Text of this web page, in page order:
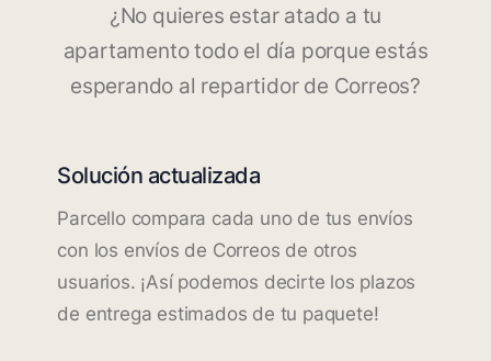
¿No quieres estar atado a tu
apartamento todo el día porque estás
esperando al repartidor de Correos?
Solución actualizada
Parcello compara cada uno de tus envíos
con los envíos de Correos de otros
usuarios. ¡Así podemos decirte los plazos
de entrega estimados de tu paquete!